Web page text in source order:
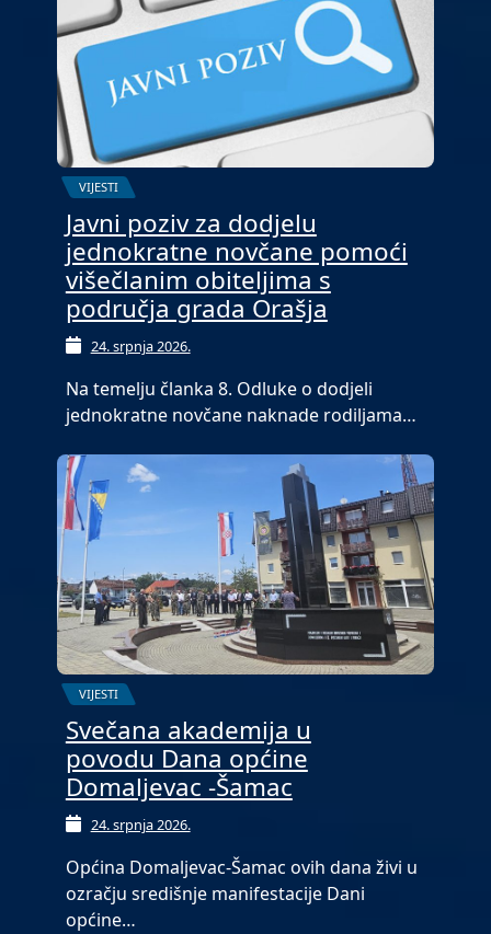
VIJESTI
Javni poziv za dodjelu
jednokratne novčane pomoći
višečlanim obiteljima s
područja grada Orašja
24. srpnja 2026.
Na temelju članka 8. Odluke o dodjeli
jednokratne novčane naknade rodiljama…
VIJESTI
Svečana akademija u
povodu Dana općine
Domaljevac -Šamac
24. srpnja 2026.
Općina Domaljevac-Šamac ovih dana živi u
ozračju središnje manifestacije Dani
općine…